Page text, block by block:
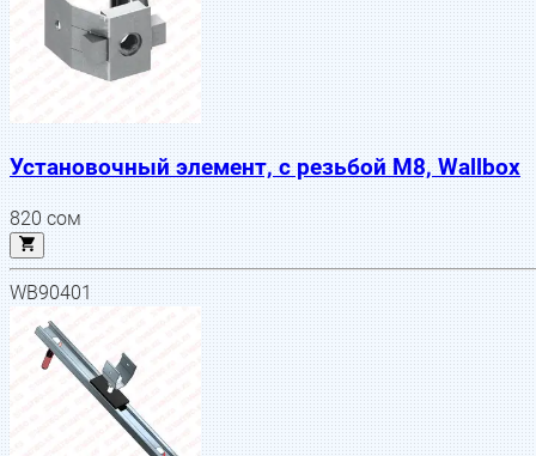
Установочный элемент, с резьбой М8, Wallbox
820сом
WB90401